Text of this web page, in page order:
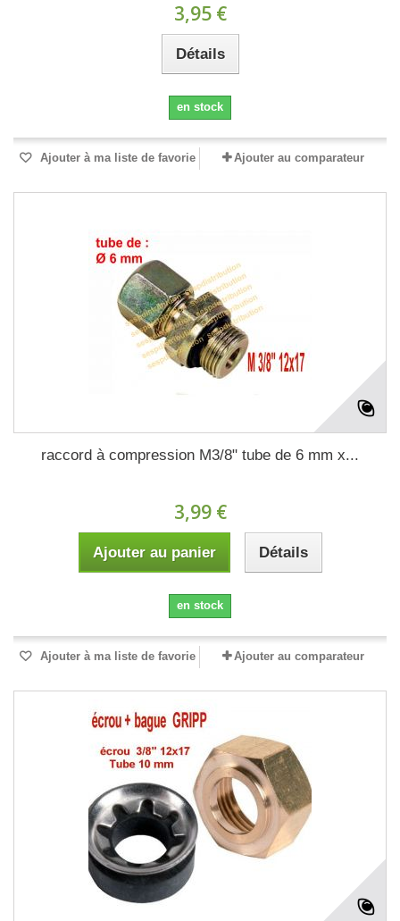
3,95 €
Détails
en stock
Ajouter à ma liste de favorie Ajouter au comparateur
raccord à compression M3/8" tube de 6 mm x...
3,99 €
Ajouter au panier Détails
en stock
Ajouter à ma liste de favorie Ajouter au comparateur